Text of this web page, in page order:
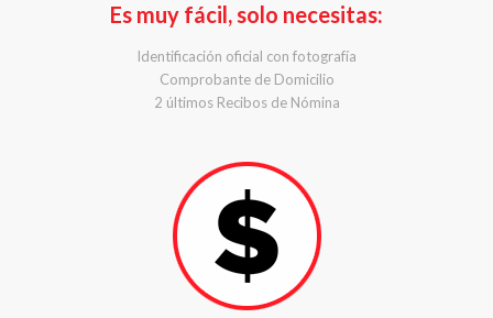
Es muy fácil, solo necesitas:
Identificación oficial con fotografía
Comprobante de Domicilio
2 últimos Recibos de Nómina